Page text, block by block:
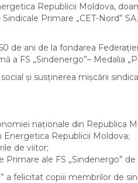
Republicii Moldova,
Primare „CET-Nord”
ani de la fondarea
FS „Sindenergo”– Medalia
și susținerea mișcării
naționale din Republica
Energetica Republicii Moldova;
de viitor;
ale FS „Sindenergo”
felicitat copiii membrilor de